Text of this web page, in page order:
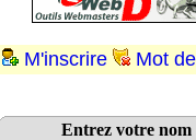
M'inscrire Mot
Entrez votre nom